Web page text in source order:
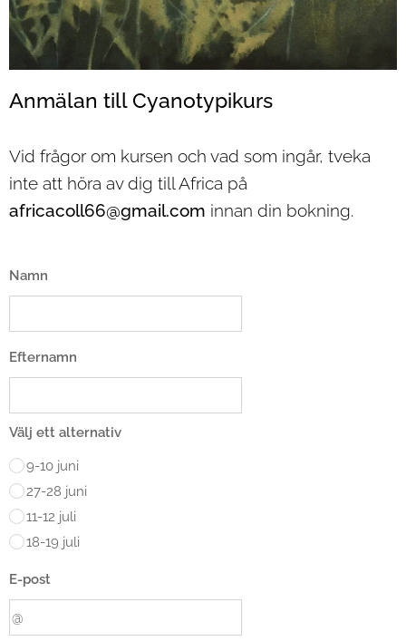
Anmälan till Cyanotypikurs
Vid frågor om kursen och vad som ingår, tveka
inte att höra av dig till Africa på
africacoll66@gmail.com innan din bokning.
Namn
Efternamn
Välj ett alternativ
9-10 juni
27-28 juni
11-12 juli
18-19 juli
E-post